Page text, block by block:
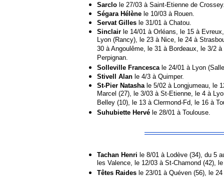
Sarclo le 27/03 à Saint-Etienne de
Ségara Hélène le 10/03 à Rouen.
Servat Gilles le 31/01 à Chatou.
Sinclair le 14/01 à Orléans, le 15 à
Lyon (Rancy), le 23 à Nice, le 24 à
30 à Angoulême, le 31 à Bordeaux, le 3/2
Perpignan.
Solleville Francesca le 24/01 à Lyon
Stivell Alan le 4/3 à Quimper.
St-Pier Natasha le 5/02 à Longjumeau, le
Marcel (27), le 3/03 à St-Etienne, le 4 à
Belley (10), le 13 à Clermond-Fd, le 16 à
Suhubiette Hervé le 28/01 à Toulouse.
Tachan Henri le 8/01 à Lodève (34), du 5
les Valence, le 12/03 à St-Chamond (42),
Têtes Raides le 23/01 à Quéven (56), le